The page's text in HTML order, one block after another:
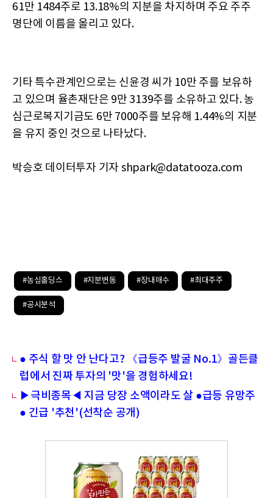
61만 1484주로 13.18%의 지분을 차지하며 주요 주주
명단에 이름을 올리고 있다.
기타 특수관계인으로는 신윤경 씨가 10만 주를 보유하
고 있으며 율촌재단은 9만 3139주를 소유하고 있다. 농
심근로복지기금도 6만 7000주를 보유해 1.44%의 지분
을 유지 중인 것으로 나타났다.
박승호 데이터투자 기자 shpark@datatooza.com
#농심홀딩스 #지분변동 #장내매수 #최대주주
#공시분석
● 주식 할 맛 안 난다고? 《급등주 발굴 No.1》골든클
럽에서 진짜 투자의 '맛'을 경험하세요!
▶극비종목◀ 지금 당장 소액이라도 살 ●급등 유망주
● 긴급 '추천'(선착순 공개)